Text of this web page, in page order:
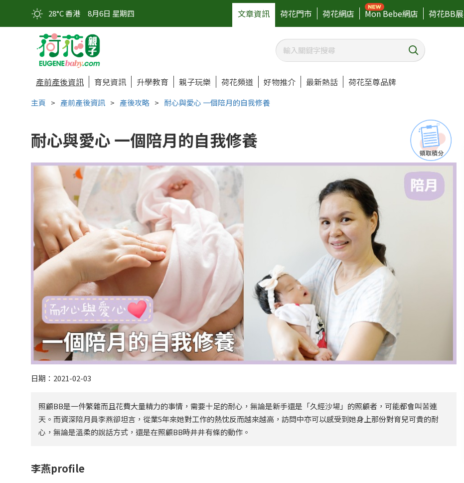
28°C 香港 8月6日 星期四 文章資訊 荷花門市 荷花網店 Mon Bebe網店 荷花BB展
產前產後資訊 育兒資訊 升學教育 親子玩樂 荷花頻道 好物推介 最新熱話 荷花至尊品牌
主頁 > 產前產後資訊 > 產後攻略 > 耐心與愛心 一個陪月的自我修養
耐心與愛心 一個陪月的自我修養
日期：2021-02-03
照顧BB是一件繁雜而且花費大量精力的事情，需要十足的耐心，無論是新手還是「久經沙場」的照顧者，可能都會叫苦連
天。而資深陪月員李燕卻坦言，從業5年來她對工作的熱忱反而越來越高，訪問中亦可以感受到她身上那份對育兒可貴的耐
心，無論是溫柔的說話方式，還是在照顧BB時井井有條的動作。
李燕profile